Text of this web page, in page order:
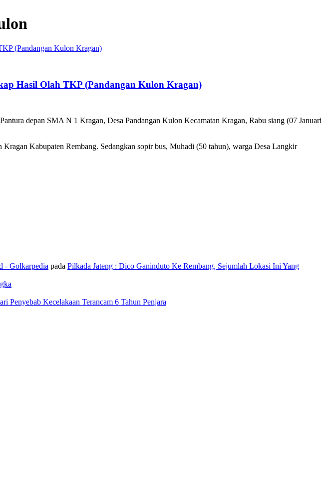
Hasil Olah TKP (Pandangan Kulon Kragan)
depan SMA N 1 Kragan, Desa Pandangan Kulon Kecamatan Kragan, Rabu siang (07 Januari
Kabupaten Rembang. Sedangkan sopir bus, Muhadi (50 tahun), warga Desa Langkir
- Golkarpedia pada Pilkada Jateng : Dico Ganinduto Ke Rembang, Sejumlah Lokasi Ini Yang
Penyebab Kecelakaan Terancam 6 Tahun Penjara